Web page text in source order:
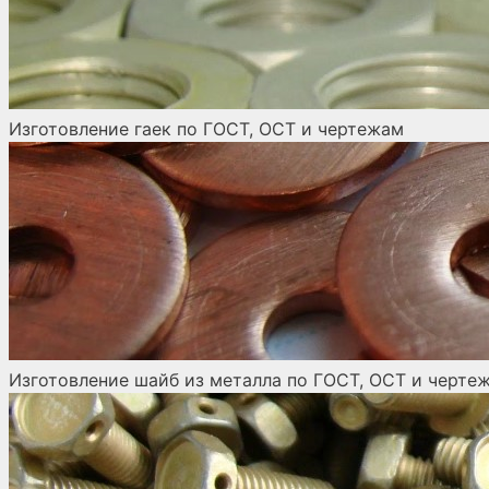
Изготовление гаек по ГОСТ, ОСТ и чертежам
Изготовление шайб из металла по ГОСТ, ОСТ и